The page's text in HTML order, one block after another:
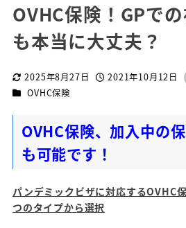
OVHC保険！GPで
も本当に大丈夫？
更新日2025年8月27日 投稿日2021年10月12日
カテゴリー
OVHC保険
OVHC保険、加入中の
も可能です！
パンデミックビザに対応するOVHC
つのタイプから選択